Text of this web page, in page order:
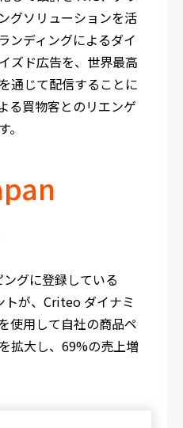
グソリューションを活
ンディングによるダイ
ズド広告を、世界最高
通じて配信することに
る買物客とのリエンゲ
グに登録している
が、Criteo ダイナミ
使用して自社の商品ペ
拡大し、69%の売上増